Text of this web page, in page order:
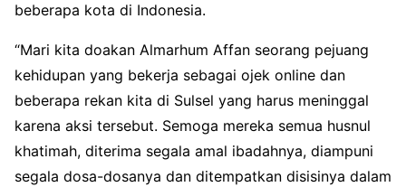
beberapa kota di Indonesia.
“Mari kita doakan Almarhum Affan seorang pejuang
kehidupan yang bekerja sebagai ojek online dan
beberapa rekan kita di Sulsel yang harus meninggal
karena aksi tersebut. Semoga mereka semua husnul
khatimah, diterima segala amal ibadahnya, diampuni
segala dosa-dosanya dan ditempatkan disisinya dalam